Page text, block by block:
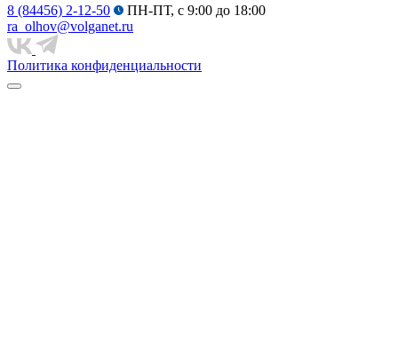
8 (84456) 2-12-50
ПН-ПТ, с 9:00 до 18:00
ra_olhov@volganet.ru
Политика конфиденциальности